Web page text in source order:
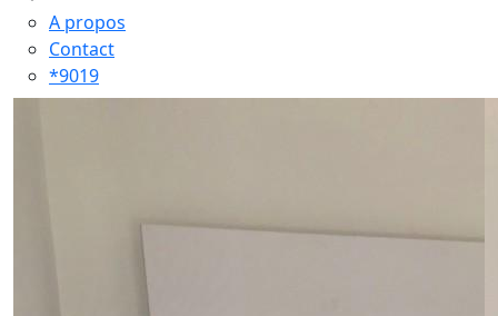
A propos
Contact
*9019